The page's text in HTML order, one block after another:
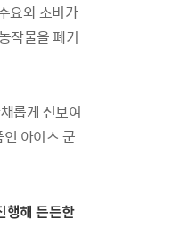
요와 소비가
작물을 폐기
롭게 선보여
아이스 군
행해 든든한